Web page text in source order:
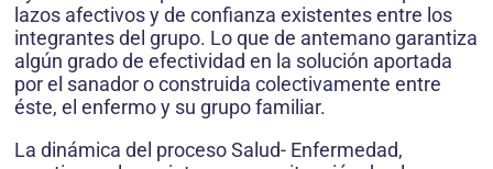
lazos afectivos y de confianza existentes entre los
integrantes del grupo. Lo que de antemano garantiza
algún grado de efectividad en la solución aportada
por el sanador o construida colectivamente entre
éste, el enfermo y su grupo familiar.
La dinámica del proceso Salud- Enfermedad,